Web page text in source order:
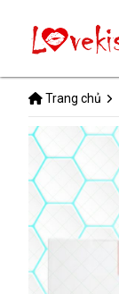
Trang chủ